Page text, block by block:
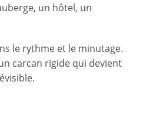
un hôtel, un
le rythme et le minutage.
carcan rigide qui devient